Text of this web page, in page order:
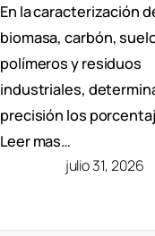
Elemental
CHNS Velp:
Caracterización
Muestras
Heterogéneas Y
Grandes
En la caracterización
biomasa, carbón,
polímeros y residuos
industriales,
precisión los
Leer mas…
julio 31, 2026